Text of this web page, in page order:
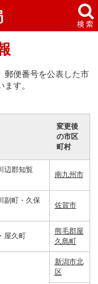
郵便番号を公表した市
す。
変更後
の市区
町村
辺郡知覧
南九州市
副町・久保
佐賀市
屋久町
熊毛郡屋
久島町
新潟市北
区